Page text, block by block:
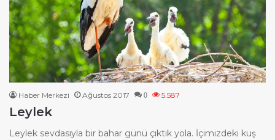
Haber Merkezi Ağustos 2017 0 5.587
Leylek
Leylek sevdasıyla bir bahar günü çıktık yola. İçimizdeki kuş